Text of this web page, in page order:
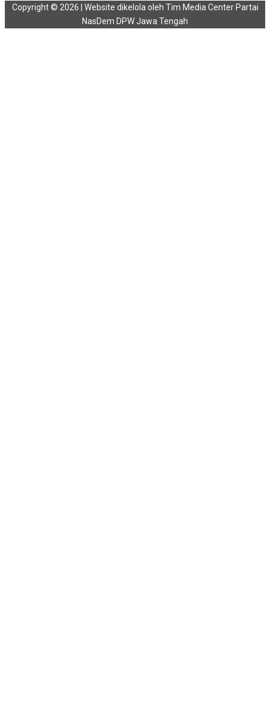
Copyright © 2026 | Website dikelola oleh Tim Media Center Partai
NasDem DPW Jawa Tengah